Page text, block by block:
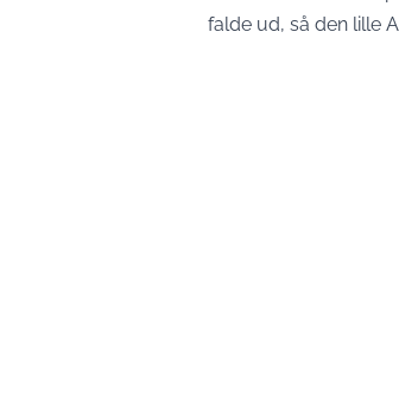
falde ud, så den lille